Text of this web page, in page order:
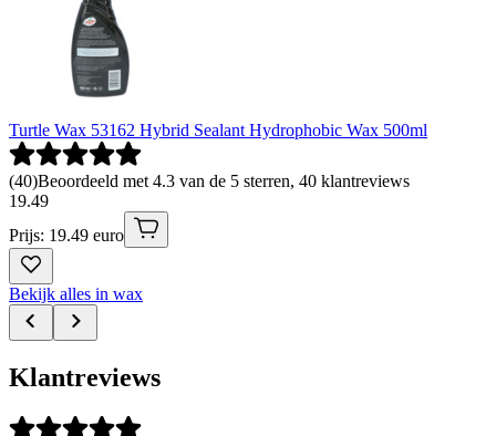
Turtle Wax 53162 Hybrid Sealant Hydrophobic Wax 500ml
(40)Beoordeeld met 4.3 van de 5 sterren, 40 klantreviews
19.49
Prijs: 19.49 euro
Bekijk alles in wax
Klantreviews